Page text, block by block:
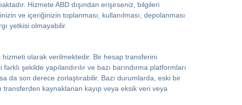
Hizmete ABD dışından erişirseniz, bilgileri
ve içeriğinizin toplanması, kullanılması, depolanması
yetkisi olmayabilir.
hizmeti olarak verilmektedir. Bir hesap transferini
şekilde yapılandırılır ve bazı barındırma platformları
da son derece zorlaştırabilir. Bazı durumlarda, eski bir
kaynaklanan kayıp veya eksik veri veya